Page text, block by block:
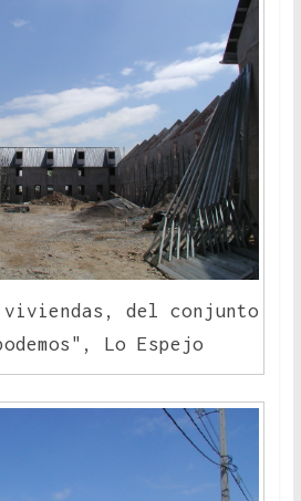
viviendas, del conjunto
Lo Espejo